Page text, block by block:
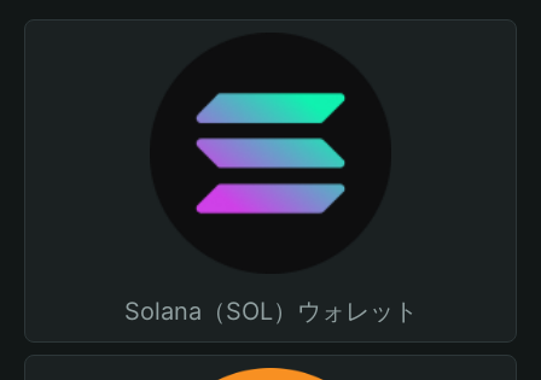
Solana（SOL）ウォレット